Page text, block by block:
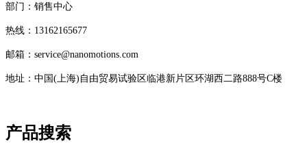
部门：销售中心
热线：13162165677
邮箱：service@nanomotions.com
地址：中国(上海)自由贸易试验区临港新片区环湖西二路888号C楼
产品搜索